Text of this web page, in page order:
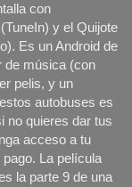
con
y el Quijote
Es un Android de
de música (con
pelis, y un
autobuses es
no quieres dar tus
acceso a tu
La película
la parte 9 de una